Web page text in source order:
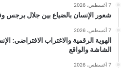
7 أغسطس، 2026
شعور الإنسان بالضياع بين جلال برجس
7 أغسطس، 2026
الهوية الرقمية والاغتراب الافتراضي:
الشاشة والواقع
7 أغسطس، 2026